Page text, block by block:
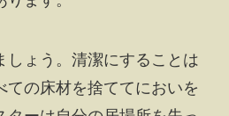
しょう。清潔にすることは
ての床材を捨ててにおいを